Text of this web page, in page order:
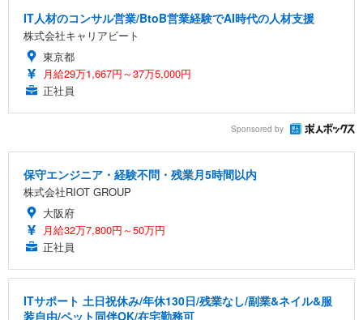
IT人材のコンサル営業/BtoB営業経験でAI時代の人材支援
株式会社キャリアビート
東京都
月給29万1,667円～37万5,000円
正社員
Sponsored by
保守エンジニア・経験不問・残業月5時間以内
株式会社RIOT GROUP
大阪府
月給32万7,800円～50万円
正社員
ITサポート 土日祝休み/年休130日/残業なし/副業&ネイル&服
装自由/ペット同伴OK/在宅勤務可